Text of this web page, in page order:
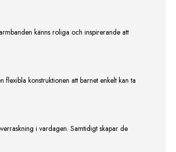
känns roliga och inspirerande att
konstruktionen att barnet enkelt kan ta
i vardagen. Samtidigt skapar de